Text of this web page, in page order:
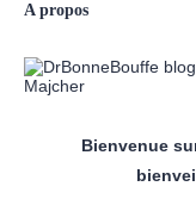
A propos
Bienvenue